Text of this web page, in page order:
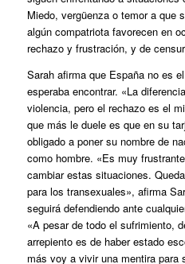
Miedo, vergüenza o temor a que
algún compatriota favorecen en
rechazo y frustración, y de
Sarah afirma que España no es
esperaba encontrar. «La
violencia, pero el rechazo es el
que más le duele es que en su
obligado a poner su nombre de
como hombre. «Es muy
cambiar estas situaciones.
para los transexuales», afirma
seguirá defendiendo ante
«A pesar de todo el sufrimiento,
arrepiento es de haber estado
más voy a vivir una mentira para